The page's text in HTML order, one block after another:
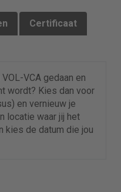
Certificaat
VCA gedaan en
wordt? Kies dan voor
en vernieuw je
locatie waar jij het
kies de datum die jou